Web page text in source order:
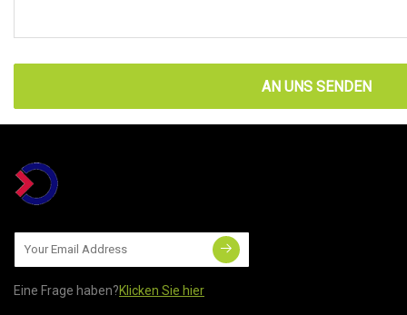
AN UNS SENDEN
Eine Frage haben?Klicken Sie hier